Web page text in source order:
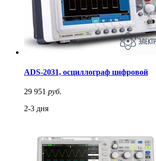
ADS-2031, осциллограф цифровой
29 951 руб.
2-3 дня